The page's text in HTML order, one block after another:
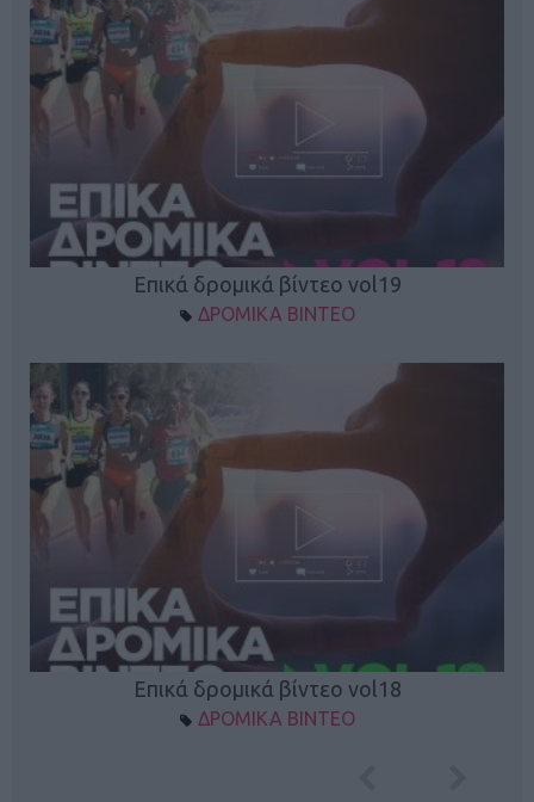
Επικά δρομικά βίντεο vol19
ΔΡΟΜΙΚΑ ΒΙΝΤΕΟ
Επικά δρομικά βίντεο vol18
ΔΡΟΜΙΚΑ ΒΙΝΤΕΟ